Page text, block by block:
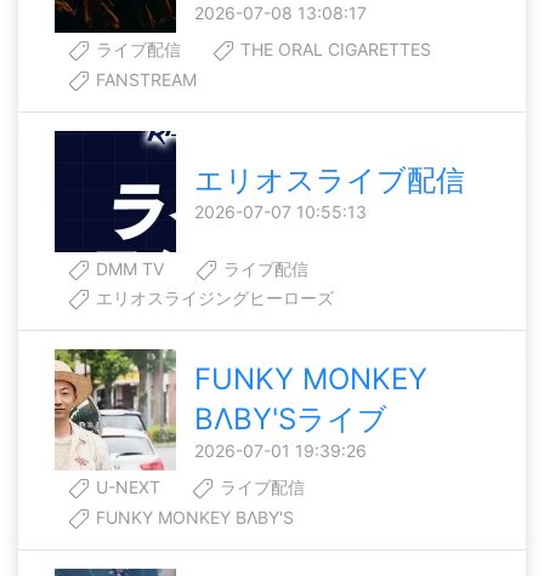
2026-07-08 13:08:17
ライブ配信
THE ORAL CIGARETTES
FANSTREAM
エリオスライブ配信
2026-07-07 10:55:13
DMM TV
ライブ配信
エリオスライジングヒーローズ
FUNKY MONKEY
BΛBY'Sライブ
2026-07-01 19:39:26
U-NEXT
ライブ配信
FUNKY MONKEY BΛBY'S